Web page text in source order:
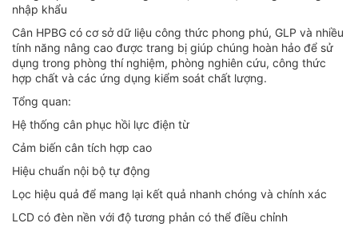
nhập khẩu
Cân HPBG có cơ sở dữ liệu công thức phong phú, GLP và nhiều
tính năng nâng cao được trang bị giúp chúng hoàn hảo để sử
dụng trong phòng thí nghiệm, phòng nghiên cứu, công thức
hợp chất và các ứng dụng kiểm soát chất lượng.
Tổng quan:
Hệ thống cân phục hồi lực điện từ
Cảm biến cân tích hợp cao
Hiệu chuẩn nội bộ tự động
Lọc hiệu quả để mang lại kết quả nhanh chóng và chính xác
LCD có đèn nền với độ tương phản có thể điều chỉnh